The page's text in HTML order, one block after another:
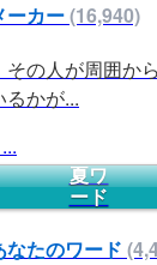
ーカー(16,940)
の人が周囲か
かが...
...
夏ワ
ード
なたのワード